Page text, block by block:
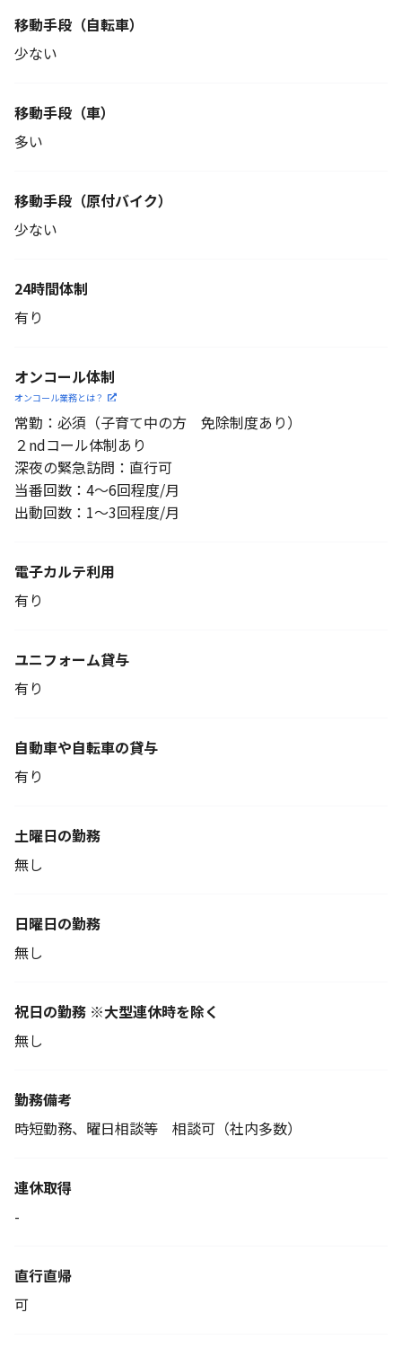
移動手段 （自転車）
少ない
移動手段（車）
多い
移動手段 （原付バイク）
少ない
24時間体制
有り
オンコール体制
オンコール業務とは？
常勤：必須（子育て中の方 免除制度あり）
２ndコール体制あり
深夜の緊急訪問：直行可
当番回数：4～6回程度/月
出動回数：1～3回程度/月
電子カルテ利用
有り
ユニフォーム貸与
有り
自動車や自転車の貸与
有り
土曜日の勤務
無し
日曜日の勤務
無し
祝日の勤務 ※大型連休時を除く
無し
勤務備考
時短勤務、曜日相談等 相談可（社内多数）
連休取得
-
直行直帰
可